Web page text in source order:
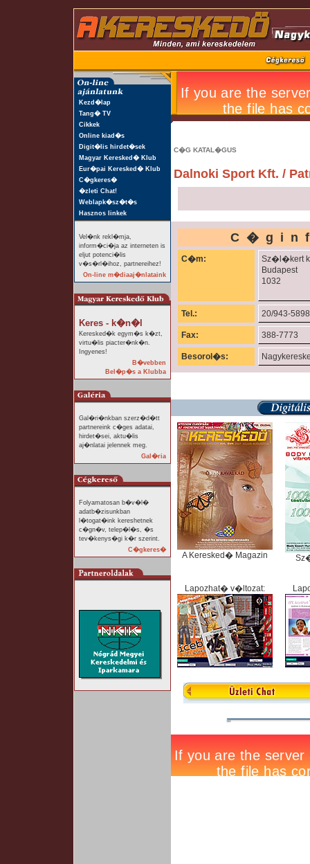
Kezd�lap
Tang� TV
Cikkek
Online kiad�s
Digit�lis hirdet�sek
Magyar Keresked� Klub
Eur�pai Keresked� Klub
C�gkeres�
�zleti Chat!
Weblapk�sz�t�s
Hasznos linkek
Vel�nk rekl�mja,
inform�ci�ja az interneten is
eljut potenci�lis
v�s�rl�ihoz, partnereihez!
On-line m�diaaj�nlataink
Keres - k�n�l
Keresked�k egym�s k�zt,
virtu�lis piacter�nk�n.
Ingyenes!
B�vebben
Bel�p�s a Klubba
Gal�ri�nkban szerz�d�tt
partnereink c�ges adatai,
hirdet�sei, aktu�lis
aj�nlatai jelennek meg.
Gal�ria
Folyamatosan b�v�l�
adatb�zisunkban
l�togat�ink kereshetnek
c�gn�v, telep�l�s, �s
tev�kenys�gi k�r szerint.
C�gkeres�
C�G KATAL�GUS
Dalnoki Sport Kft. /
C�m:
Sz�l�kert
Budapest
1032
Tel.: 20/943-
Fax: 388-7773
Besorol�s:
A Keresked� Magazin
Lapozhat� v�ltozat: